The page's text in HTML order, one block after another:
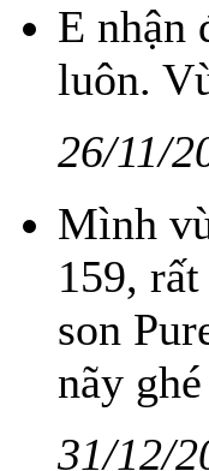
E nhận
luôn.
26/11/
Mình
159,
son
nãy
31/12/